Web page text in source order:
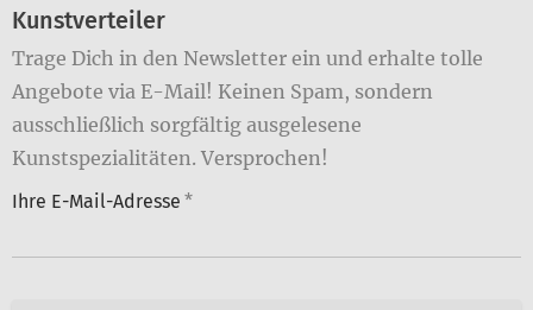
Kunstverteiler
Trage Dich in den Newsletter ein und erhalte tolle
Angebote via E-Mail! Keinen Spam, sondern
ausschließlich sorgfältig ausgelesene
Kunstspezialitäten. Versprochen!
Ihre E-Mail-Adresse *